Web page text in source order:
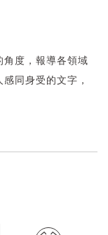
角度，報導各領域
同身受的文字，